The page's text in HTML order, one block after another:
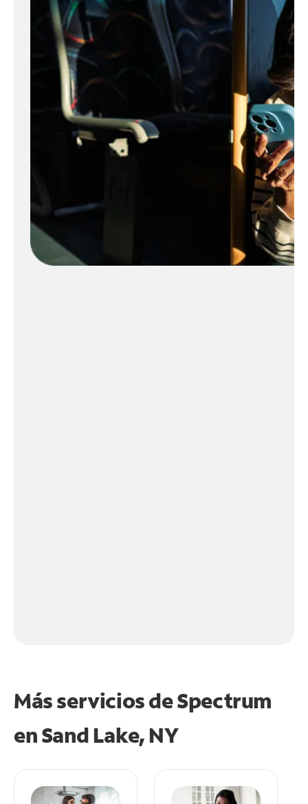
Más servicios de Spectrum
enSand Lake, NY